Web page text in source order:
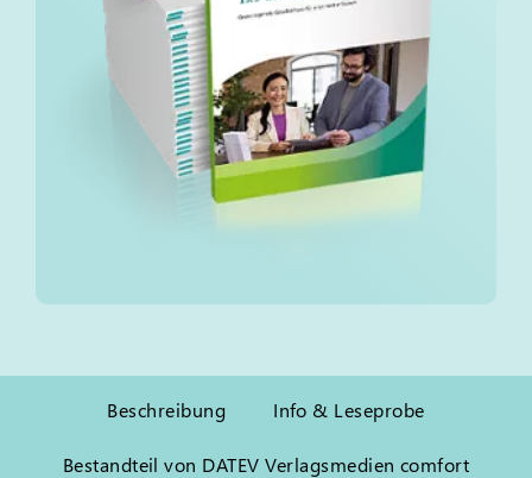
Beschreibung Info & Leseprobe
Bestandteil von DATEV Verlagsmedien comfort